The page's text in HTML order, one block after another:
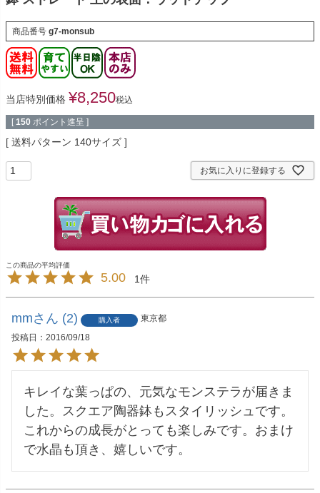
商品番号 g7-monsub
当店特別価格 ¥8,250税込
[ 150 ポイント進呈 ]
送料パターン 140サイズ
お気に入りに登録する
5.00 1
mm 2 購入者
東京都
投稿日
2016/09/18
キレイな葉っぱの、元気なモンステラが届きま
した。スクエア陶器鉢もスタイリッシュです。
これからの成長がとっても楽しみです。おまけ
で水晶も頂き、嬉しいです。